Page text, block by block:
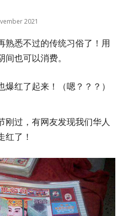
2021
熟悉不过的传统习俗了！用
也可以消费。
红了起来！（嗯？？？）
过，有网友发现我们华人
红了！